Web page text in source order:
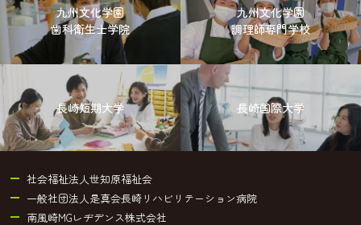
九州文化学園
歯科衛生士学院
九州文化学園
調理師専門学校
長崎短期大学 長崎国際大学
社会福祉法人世知原福祉会
一般社団法人是真会長崎リハビリテーション病院
南風崎MGレヂデンス株式会社